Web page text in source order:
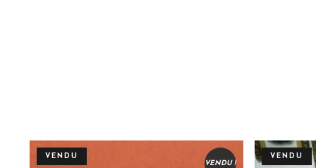
VENDU !
VENDU VENDU